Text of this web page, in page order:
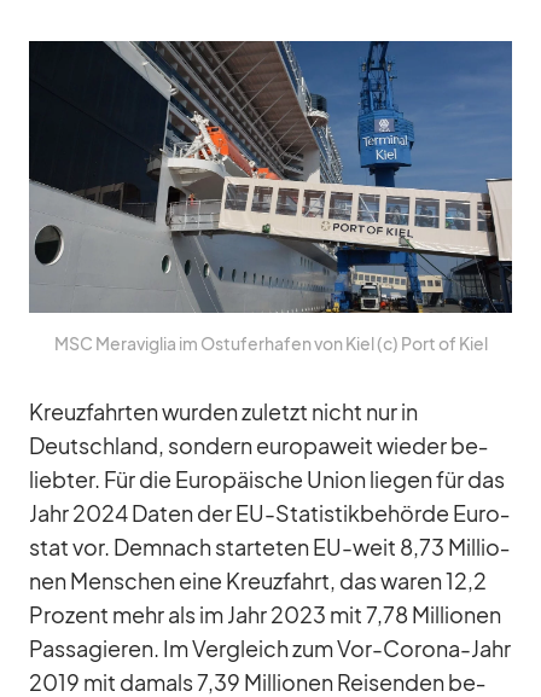
MSC Me­ra­vi­glia im Ost­ufer­ha­fen von Kiel (c) Port of Kiel
Kreuz­fahr­ten wur­den zu­letzt nicht nur in
Deutsch­land, son­dern eu­ro­pa­weit wie­der be­
lieb­ter. Für die Eu­ro­päi­sche Union lie­gen für das
Jahr 2024 Da­ten der EU-Sta­tis­tik­be­hörde Eu­ro­
stat vor. Dem­nach star­te­ten EU-weit 8,73 Mil­lio­
nen Men­schen eine Kreuz­fahrt, das wa­ren 12,2
Pro­zent mehr als im Jahr 2023 mit 7,78 Mil­lio­nen
Pas­sa­gie­ren. Im Ver­gleich zum Vor-Co­rona-Jahr
2019 mit da­mals 7,39 Mil­lio­nen Rei­sen­den be­